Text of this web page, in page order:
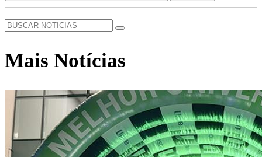
Mais Notícias